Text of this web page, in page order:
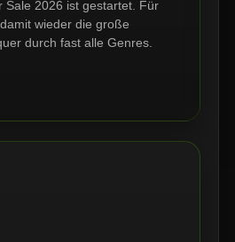
Sale 2026 ist gestartet. Für
wieder die große
durch fast alle Genres.